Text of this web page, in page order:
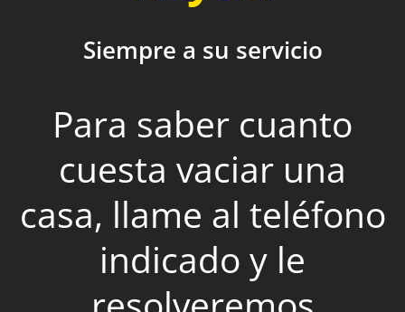
Siempre a su servicio
Para saber cuanto
cuesta vaciar una
casa, llame al teléfono
indicado y le